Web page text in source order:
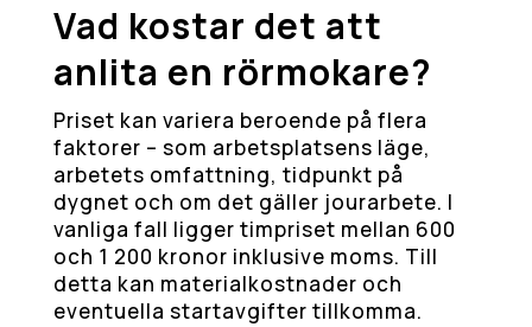
Vad kostar det att
anlita en rörmokare?
Priset kan variera beroende på flera
faktorer – som arbetsplatsens läge,
arbetets omfattning, tidpunkt på
dygnet och om det gäller jourarbete. I
vanliga fall ligger timpriset mellan 600
och 1 200 kronor inklusive moms. Till
detta kan materialkostnader och
eventuella startavgifter tillkomma.